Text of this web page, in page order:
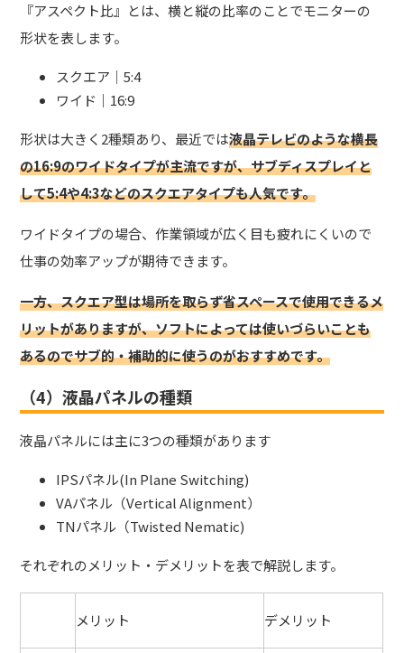
『アスペクト比』とは、横と縦の比率のことでモニターの
形状を表します。
スクエア｜5:4
ワイド｜16:9
形状は大きく2種類あり、最近では液晶テレビのような横長
の16:9のワイドタイプが主流ですが、サブディスプレイと
して5:4や4:3などのスクエアタイプも人気です。
ワイドタイプの場合、作業領域が広く目も疲れにくいので
仕事の効率アップが期待できます。
一方、スクエア型は場所を取らず省スペースで使用できるメ
リットがありますが、ソフトによっては使いづらいことも
あるのでサブ的・補助的に使うのがおすすめです。
（4）液晶パネルの種類
液晶パネルには主に3つの種類があります
IPSパネル(In Plane Switching)
VAパネル（Vertical Alignment）
TNパネル（Twisted Nematic)
それぞれのメリット・デメリットを表で解説します。
メリット デメリット